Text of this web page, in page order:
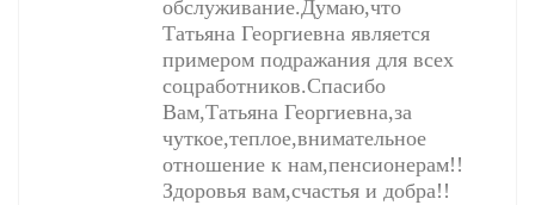
обслуживание.Думаю,что
Татьяна Георгиевна является
примером подражания для всех
соцработников.Спасибо
Вам,Татьяна Георгиевна,за
чуткое,теплое,внимательное
отношение к нам,пенсионерам!!
Здоровья вам,счастья и добра!!